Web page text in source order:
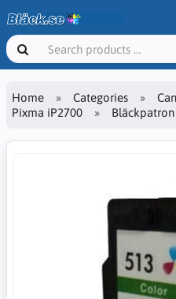
Home Categories
Pixma iP2700
Bläckpatron